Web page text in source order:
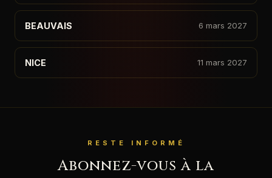
BEAUVAIS 6 mars 2027
NICE 11 mars 2027
RESTE INFORMÉ
Abonnez-vous à la